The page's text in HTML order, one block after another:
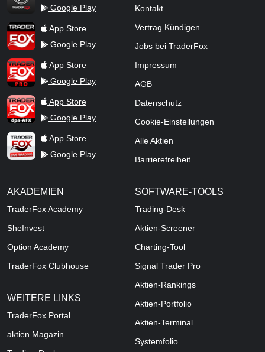
Google Play
TraderFox AppApp Store
Google Play
TraderFox ProApp Store
Google Play
TraderFox dpa-AFX ProFeed
App Store
Google Play
TraderFox Live Trading
App Store
Google Play
Kontakt
Vertrag Kündigen
Jobs bei TraderFox
Impressum
AGB
Datenschutz
Cookie-Einstellungen
Alle Aktien
Barrierefreiheit
AKADEMIEN
TraderFox Academy
SheInvest
Option Academy
TraderFox Clubhouse
WEITERE LINKS
TraderFox Portal
aktien Magazin
SOFTWARE-TOOLS
Trading-Desk
Aktien-Screener
Charting-Tool
Signal Trader Pro
Aktien-Rankings
Aktien-Portfolio
Aktien-Terminal
Systemfolio